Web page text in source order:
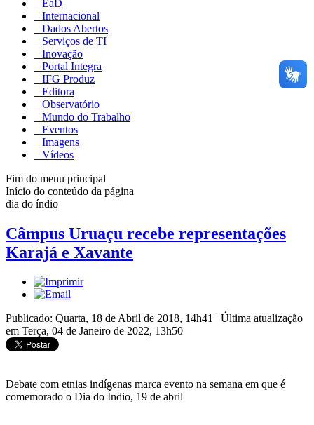
EaD
Internacional
Dados Abertos
Serviços de TI
Inovação
Portal Integra
IFG Produz
Editora
Observatório
Mundo do Trabalho
Eventos
Imagens
Vídeos
Fim do menu principal
Início do conteúdo da página
dia do índio
Câmpus Uruaçu recebe representações
Karajá e Xavante
Publicado: Quarta, 18 de Abril de 2018, 14h41 | Última atualização
em Terça, 04 de Janeiro de 2022, 13h50
Debate com etnias indígenas marca evento na semana em que é
comemorado o Dia do Índio, 19 de abril